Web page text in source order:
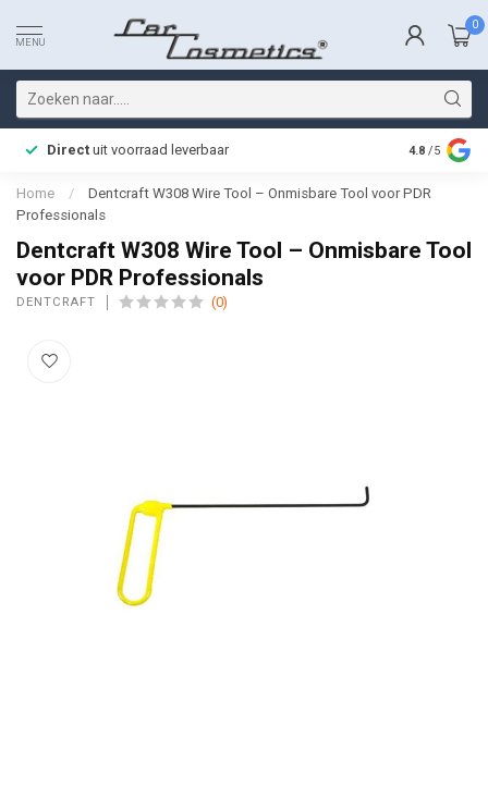
MENU
0
Direct uit voorraad leverbaar Snelle
4.8 /5
Home /
Dentcraft W308 Wire Tool – Onmisbare Tool voor PDR
Professionals
Dentcraft W308 Wire Tool – Onmisbare Tool
voor PDR Professionals
DENTCRAFT (0)